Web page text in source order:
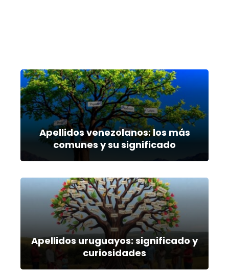
Apellidos venezolanos: los más
comunes y su significado
Apellidos uruguayos: significado y
curiosidades